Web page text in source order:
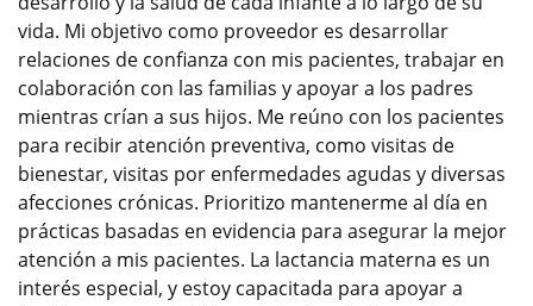
vida. Mi objetivo como proveedor es desarrollar
relaciones de confianza con mis pacientes, trabajar en
colaboración con las familias y apoyar a los padres
mientras crían a sus hijos. Me reúno con los pacientes
para recibir atención preventiva, como visitas de
bienestar, visitas por enfermedades agudas y diversas
afecciones crónicas. Prioritizo mantenerme al día en
prácticas basadas en evidencia para asegurar la mejor
atención a mis pacientes. La lactancia materna es un
interés especial, y estoy capacitada para apoyar a